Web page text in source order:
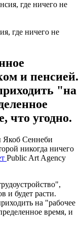
где ничего не
и пенсией.
"на
что угодно.
Сеннеби
никогда ничего
Public Art Agency
и будет расти.
на "рабочее
время, и